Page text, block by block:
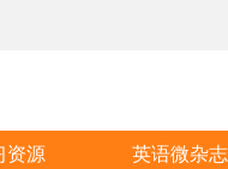
资源 英语微杂志